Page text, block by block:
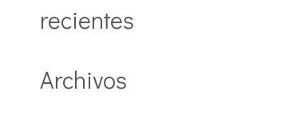
recientes
Archivos